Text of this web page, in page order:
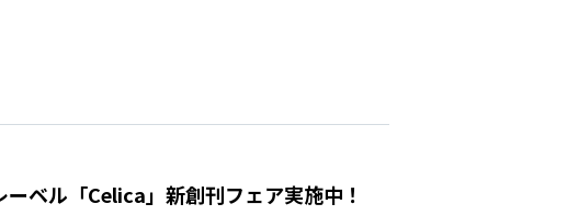
ベル「Celica」新創刊フェア実施中！